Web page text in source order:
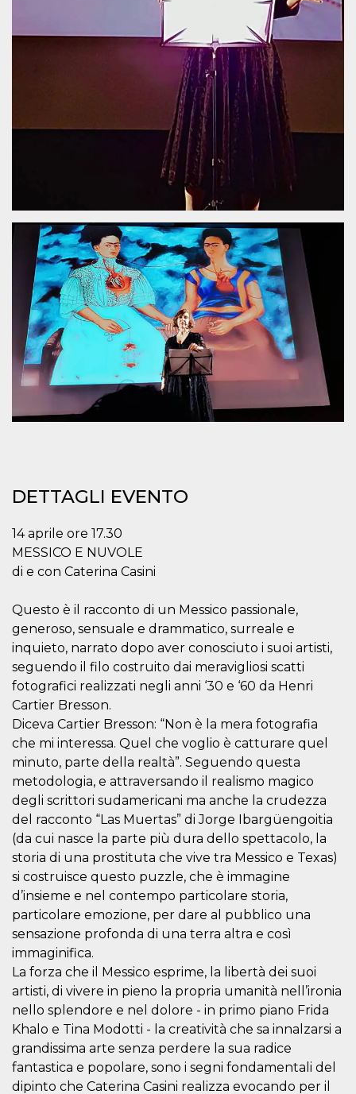
DETTAGLI EVENTO
14 aprile ore 17.30
MESSICO E NUVOLE
di e con Caterina Casini
Questo è il racconto di un Messico passionale,
generoso, sensuale e drammatico, surreale e
inquieto, narrato dopo aver conosciuto i suoi artisti,
seguendo il filo costruito dai meravigliosi scatti
fotografici realizzati negli anni ‘30 e ‘60 da Henri
Cartier Bresson.
Diceva Cartier Bresson: “Non è la mera fotografia
che mi interessa. Quel che voglio è catturare quel
minuto, parte della realtà”. Seguendo questa
metodologia, e attraversando il realismo magico
degli scrittori sudamericani ma anche la crudezza
del racconto “Las Muertas” di Jorge Ibargüengoitia
(da cui nasce la parte più dura dello spettacolo, la
storia di una prostituta che vive tra Messico e Texas)
si costruisce questo puzzle, che è immagine
d’insieme e nel contempo particolare storia,
particolare emozione, per dare al pubblico una
sensazione profonda di una terra altra e così
immaginifica.
La forza che il Messico esprime, la libertà dei suoi
artisti, di vivere in pieno la propria umanità nell’ironia
nello splendore e nel dolore - in primo piano Frida
Khalo e Tina Modotti - la creatività che sa innalzarsi a
grandissima arte senza perdere la sua radice
fantastica e popolare, sono i segni fondamentali del
dipinto che Caterina Casini realizza evocando per il
Stripe
m.stripe.com
mese
Questo cookie
generalmente
utilizzato per le
prestazioni e
l'ottimizzazione
dei servizi di
elaborazione
dei pagamenti,
facilitando la
memorizzazione
dei contenuti
veloci.
CookieScript
2 giorni
dal servizio
Cookie-
Script.com per
ricordare le
preferenze di
consenso sui
cookie dei
visitatori. È
necessario che il
banner dei
cookie di
Cookie-
Script.com
funzioni
correttamente.
Storage declaration
Nome
Provider /
Dominio
Scadenza Descrizione
c_user
Platform Inc.
.facebook.com
settimane
utente. Può
essere di
o
datr
Meta
Platform Inc.
.facebook.com
2 anni
Questo
browser
connette a
Facebook.
legato alla
Facebook
aiutare con
di accedere
servizio.
afferma
il profilo
ciascun
datr viene
eliminato